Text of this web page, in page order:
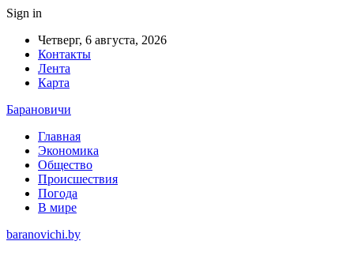
Sign in
Четверг, 6 августа, 2026
Контакты
Лента
Карта
Барановичи
Главная
Экономика
Общество
Происшествия
Погода
В мире
baranovichi.by